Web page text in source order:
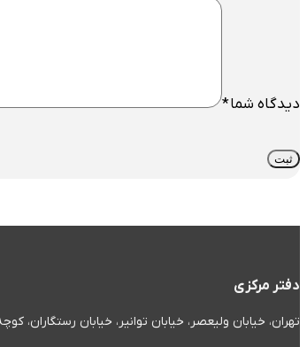
دیدگاه شما*
دفتر مرکزی
تهران، خیابان ولیعصر، خیابان توانیر، خیابان رستگاران، کوچه